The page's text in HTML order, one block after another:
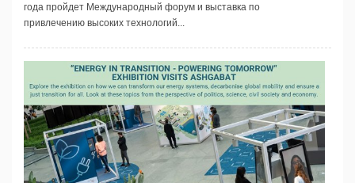
года пройдет Международный форум и выставка по
привлечению высоких технологий...